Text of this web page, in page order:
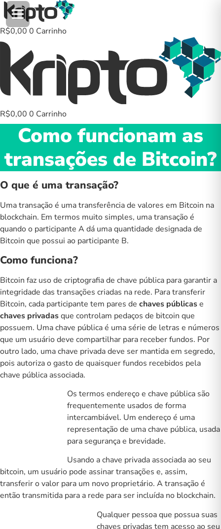
para
o
conteúdo
R$0,00 0 Carrinho
R$0,00 0 Carrinho
Como funcionam as
transações de Bitcoin?
O que é uma transação?
Uma transação é uma transferência de valores em Bitcoin na
blockchain. Em termos muito simples, uma transação é
quando o participante A dá uma quantidade designada de
Bitcoin que possui ao participante B.
Como funciona?
Bitcoin faz uso de criptografia de chave pública para garantir a
integridade das transações criadas na rede. Para transferir
Bitcoin, cada participante tem pares de chaves públicase
chaves privadasque controlam pedaços de bitcoin que
possuem. Uma chave pública é uma série de letras e números
que um usuário deve compartilhar para receber fundos. Por
outro lado, uma chave privada deve ser mantida em segredo,
pois autoriza o gasto de quaisquer fundos recebidos pela
chave pública associada.
Os termos endereço e chave pública são
frequentemente usados de forma
intercambiável. Um endereço é uma
representação de uma chave pública, usada
para segurança e brevidade.
Usando a chave privada associada ao seu
bitcoin, um usuário pode assinar transações e, assim,
transferir o valor para um novo proprietário. A transação é
então transmitida para a rede para ser incluída no blockchain.
Qualquer pessoa que possua suas
chaves privadas tem acesso ao seu